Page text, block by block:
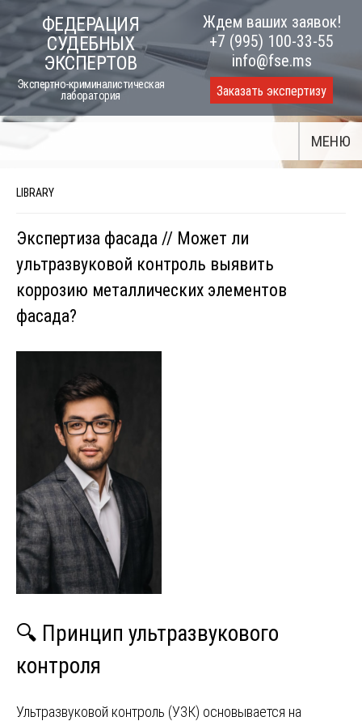
to
content
ФЕДЕРАЦИЯ
СУДЕБНЫХ
ЭКСПЕРТОВ
Экспертно-криминалистическая
лаборатория
Ждем ваших заявок!
+7 (995) 100-33-55
info@fse.ms
Заказать экспертизу
МЕНЮ
LIBRARY
Экспертиза фасада // Может ли
ультразвуковой контроль выявить
коррозию металлических элементов
фасада?
🔍 Принцип ультразвукового
контроля
Ультразвуковой контроль (УЗК) основывается на